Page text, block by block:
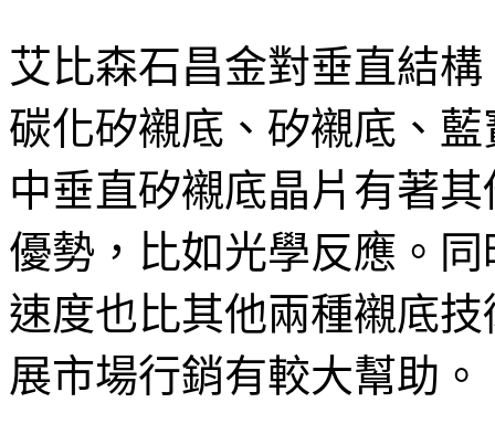
艾比森石昌金對垂直結
碳化矽襯底、矽襯底、
中垂直矽襯底晶片有著
優勢，比如光學反應。
速度也比其他兩種襯底
展市場行銷有較大幫助。